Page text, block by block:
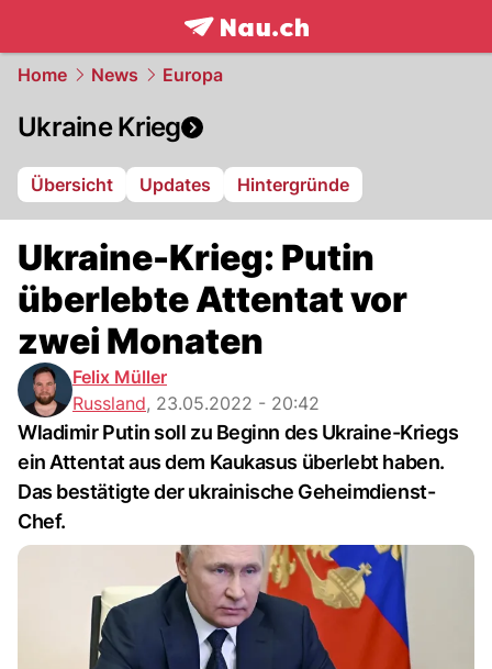
frontpage.NAU.ch
Home News Europa
Ukraine Krieg
Übersicht Updates Hintergründe
Ukraine-Krieg: Putin
überlebte Attentat vor
zwei Monaten
Felix Müller
Russland, 23.05.2022 - 20:42
Wladimir Putin soll zu Beginn des Ukraine-Kriegs
ein Attentat aus dem Kaukasus überlebt haben.
Das bestätigte der ukrainische Geheimdienst-
Chef.